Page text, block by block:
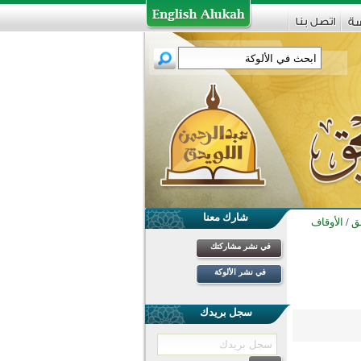
/ الأوقاف شارك معنا
في نشر مشاركتك
في نشر الألوكة
سجل بريدك